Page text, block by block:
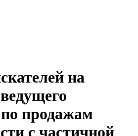
на
продажам
с частичной